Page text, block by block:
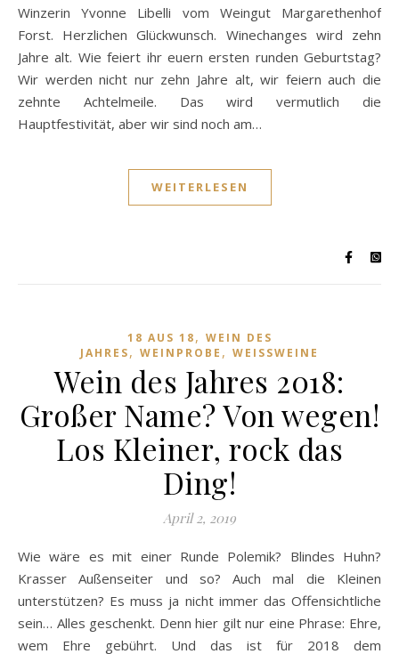
Winzerin Yvonne Libelli vom Weingut Margarethenhof
Forst. Herzlichen Glückwunsch. Winechanges wird zehn
Jahre alt. Wie feiert ihr euern ersten runden Geburtstag?
Wir werden nicht nur zehn Jahre alt, wir feiern auch die
zehnte Achtelmeile. Das wird vermutlich die
Hauptfestivität, aber wir sind noch am…
WEITERLESEN
18 AUS 18, WEIN DES
JAHRES, WEINPROBE , WEISSWEINE
Wein des Jahres 2018:
Großer Name? Von wegen!
Los Kleiner, rock das
Ding!
April 2, 2019
Wie wäre es mit einer Runde Polemik? Blindes Huhn?
Krasser Außenseiter und so? Auch mal die Kleinen
unterstützen? Es muss ja nicht immer das Offensichtliche
sein… Alles geschenkt. Denn hier gilt nur eine Phrase: Ehre,
wem Ehre gebührt. Und das ist für 2018 dem